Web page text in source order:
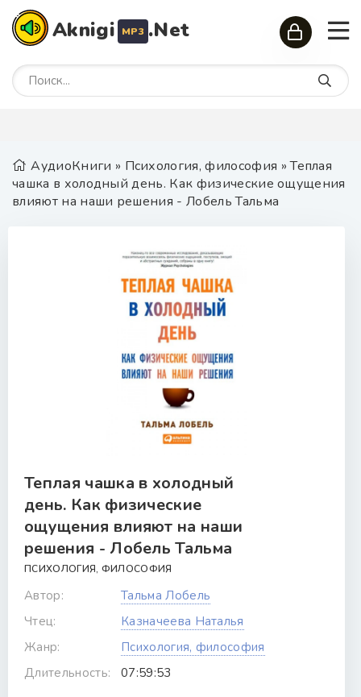
Aknigi MP3 .Net
АудиоКниги » Психология, философия » Теплая
чашка в холодный день. Как физические ощущения
влияют на наши решения - Лобель Тальма
Теплая чашка в холодный
день. Как физические
ощущения влияют на наши
решения - Лобель Тальма
ПСИХОЛОГИЯ, ФИЛОСОФИЯ
Автор:
Тальма Лобель
Чтец:
Казначеева Наталья
Жанр:
Психология, философия
Длительность:
07:59:53